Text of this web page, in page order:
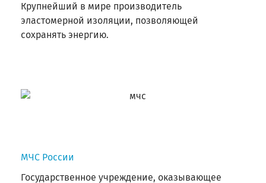
Крупнейший в мире производитель
эластомерной изоляции, позволяющей
сохранять энергию.
МЧС России
Государственное учреждение, оказывающее